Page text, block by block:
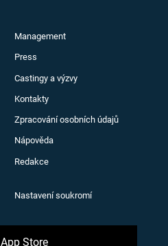
Management
Press
Castingy a výzvy
Kontakty
Zpracování osobních údajů
Nápověda
Redakce
Nastavení soukromí
App Store